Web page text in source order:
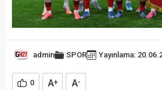
admin SPOR Yayınlama:
0 A+ A-